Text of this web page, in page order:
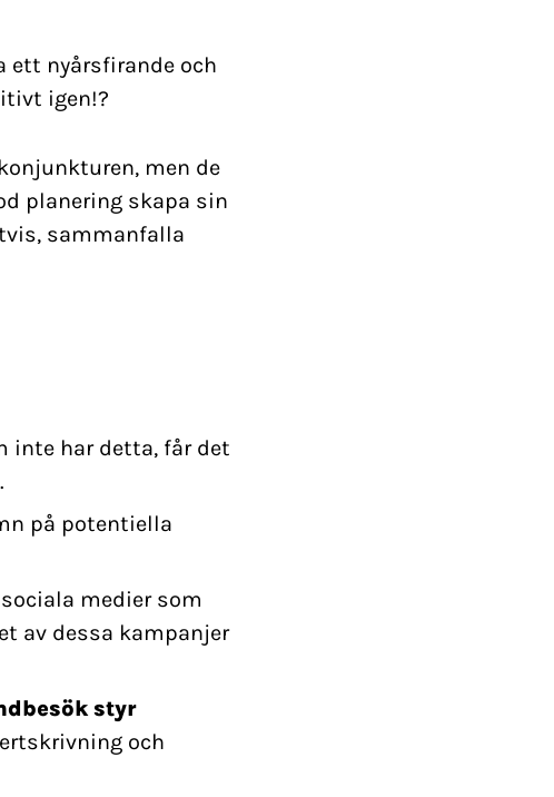
ett nyårsfirande och
igen!?
men de
planering skapa sin
sammanfalla
inte har detta, får det
på potentiella
medier som
av dessa kampanjer
styr
och